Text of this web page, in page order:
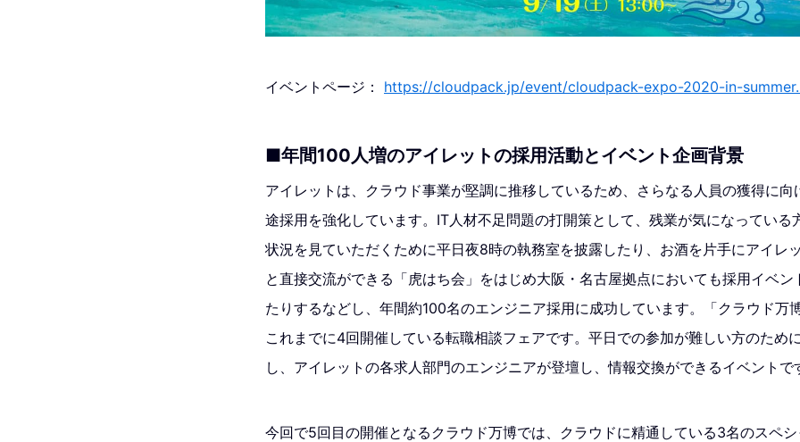
イベントページ： https://cloudpack.jp/event/cloudpack-expo-2020-in-
■年間100人増のアイレットの採用活動とイベント企画背景
アイレットは、クラウド事業が堅調に推移しているため、さらなる人員の獲得に向
途採用を強化しています。IT人材不足問題の打開策として、残業が気になっている
状況を見ていただくために平日夜8時の執務室を披露したり、お酒を片手にアイレ
と直接交流ができる「虎はち会」をはじめ大阪・名古屋拠点においても採用イベン
たりするなどし、年間約100名のエンジニア採用に成功しています。「クラウド万
これまでに4回開催している転職相談フェアです。平日での参加が難しい方のため
し、アイレットの各求人部門のエンジニアが登壇し、情報交換ができるイベントで
今回で5回目の開催となるクラウド万博では、クラウドに精通している3名のスペ